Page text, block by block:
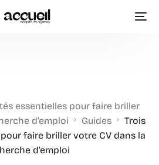
essentielles pour faire briller
d’emploi
Guides
Trois
faire briller votre CV dans la
d’emploi